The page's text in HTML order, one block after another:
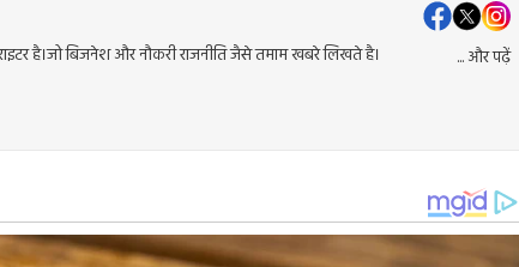
राइटर है।जो बिजनेश और नौकरी राजनीति जैसे तमाम खबरे लिखते है। ... और पढ़ें